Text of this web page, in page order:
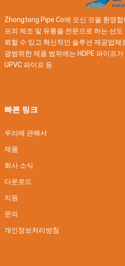
Zhongtong Pipe Co에 오신 것을 환영합
프의 제조 및 유통을 전문으로 하는 선
뢰할 수 있고 혁신적인 솔루션 제공업체
광범위한 제품 범위에는 HDPE 파이프
UPVC 파이프 등.
빠른 링크
우리에 관해서
제품
회사 소식
다운로드
지원
문의
개인정보처리방침